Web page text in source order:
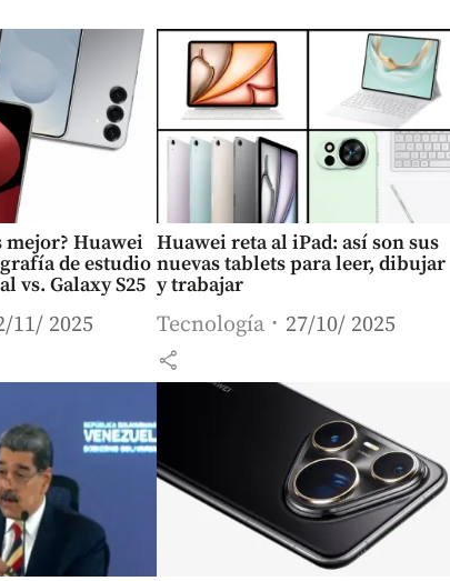
mejor? Huawei
de estudio
vs. Galaxy S25
11/ 2025
Huawei reta al iPad: así son sus
nuevas tablets para leer, dibujar
y trabajar
Tecnología 27/10/ 2025
share